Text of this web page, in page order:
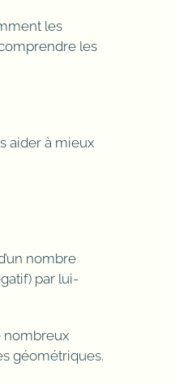
les
les
aider à mieux
nombre
par lui-
nombreux
géométriques.